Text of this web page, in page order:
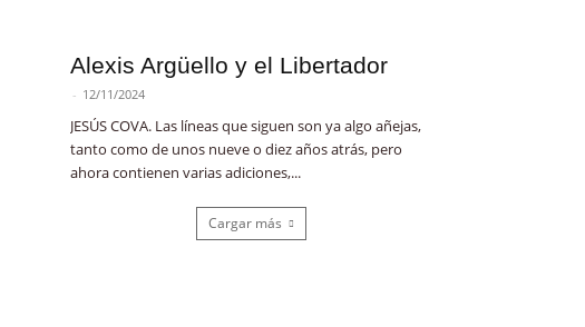
Alexis Argüello y el Libertador
- 12/11/2024
JESÚS COVA. Las líneas que siguen son ya algo añejas,
tanto como de unos nueve o diez años atrás, pero
ahora contienen varias adiciones,...
Cargar más